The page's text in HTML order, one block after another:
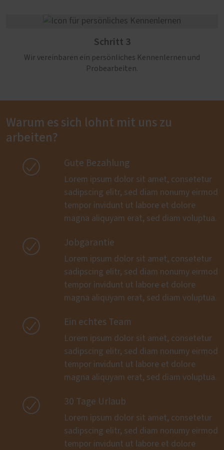
Schritt 3
Wir vereinbaren ein persönliches Kennenlernen und
Probearbeiten.
Warum es sich lohnt mit uns zu
arbeiten?
 Gute Bezahlung
Lorem ipsum dolor sit amet, consetetur
sadipscing elitr, sed diam nonumy eirmod
tempor invidunt ut labore et dolore
magna aliquyam erat, sed diam voluptua.
 Jobgarantie
Lorem ipsum dolor sit amet, consetetur
sadipscing elitr, sed diam nonumy eirmod
tempor invidunt ut labore et dolore
magna aliquyam erat, sed diam voluptua.
 Ein echtes Team
Lorem ipsum dolor sit amet, consetetur
sadipscing elitr, sed diam nonumy eirmod
tempor invidunt ut labore et dolore
magna aliquyam erat, sed diam voluptua.
 30 Tage Urlaub
Lorem ipsum dolor sit amet, consetetur
sadipscing elitr, sed diam nonumy eirmod
tempor invidunt ut labore et dolore